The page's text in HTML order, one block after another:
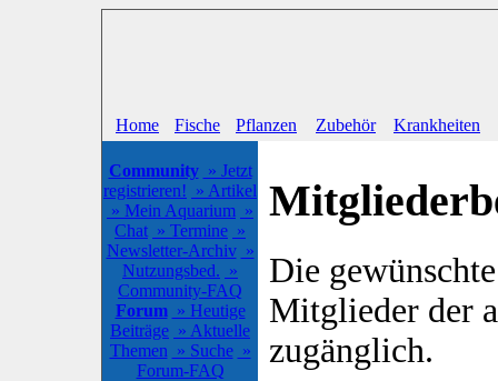
Home Fische Pflanzen Zubehör Krankheiten
Community » Jetzt
registrieren! » Artikel
» Mein Aquarium »
Chat » Termine »
Newsletter-Archiv »
Nutzungsbed. »
Community-FAQ
Forum » Heutige
Beiträge » Aktuelle
Themen » Suche »
Forum-FAQ
Die
Mitglieder der
zugänglich.